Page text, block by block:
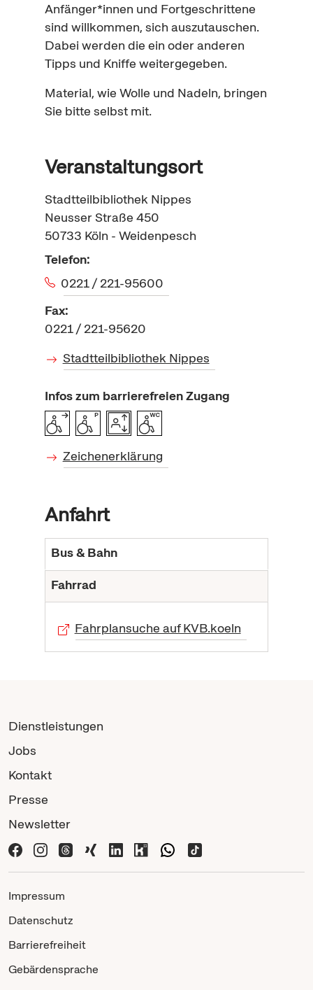
Anfänger*innen und Fortgeschrittene
sind willkommen, sich auszutauschen.
Dabei werden die ein oder anderen
Tipps und Kniffe weitergegeben.
Material, wie Wolle und Nadeln, bringen
Sie bitte selbst mit.
Veranstaltungsort
Stadtteilbibliothek Nippes
Neusser Straße 450
50733 Köln - Weidenpesch
Telefon:
0221 / 221-95600
Fax:
0221 / 221-95620
Stadtteilbibliothek Nippes
Infos zum barrierefreien Zugang
Zeichenerklärung
Anfahrt
Bus & Bahn
Fahrrad
Fahrplansuche auf KVB.koeln
Dienstleistungen
Jobs
Kontakt
Presse
Newsletter
Impressum
Datenschutz
Barrierefreiheit
Gebärdensprache